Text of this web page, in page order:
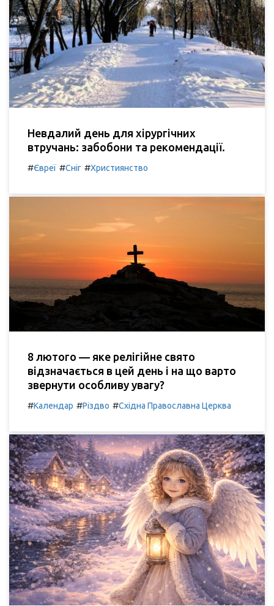
Невдалий день для хірургічних
втручань: забобони та рекомендації.
#Євреї #Сніг #Християнство
8 лютого — яке релігійне свято
відзначається в цей день і на що варто
звернути особливу увагу?
#Календар #Різдво #Східна Православна Церква